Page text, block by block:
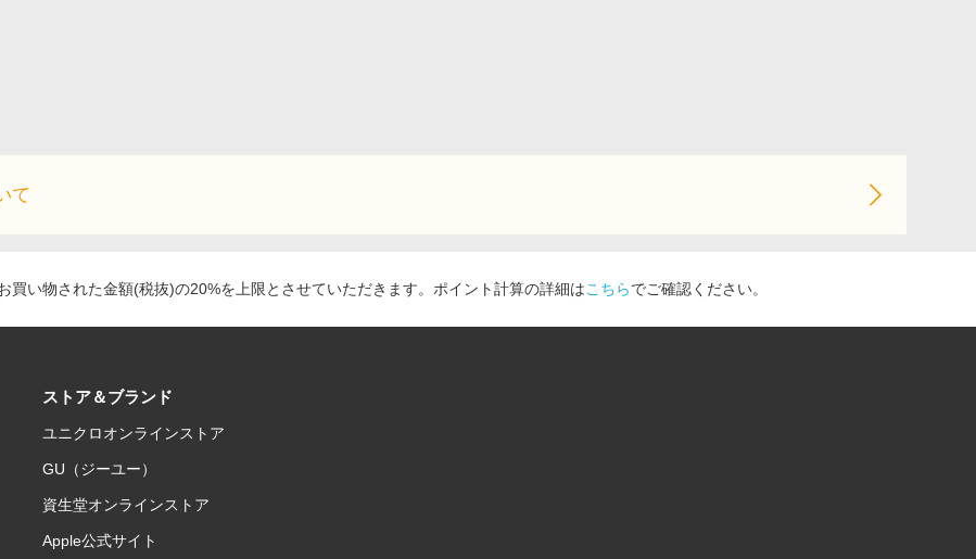
て
い物された金額(税抜)の20%を上限とさせていただきます。ポイント計算の詳細はこちらでご確認ください。
ストア＆ブランド
ユニクロオンラインストア
GU（ジーユー）
資生堂オンラインストア
Apple公式サイト